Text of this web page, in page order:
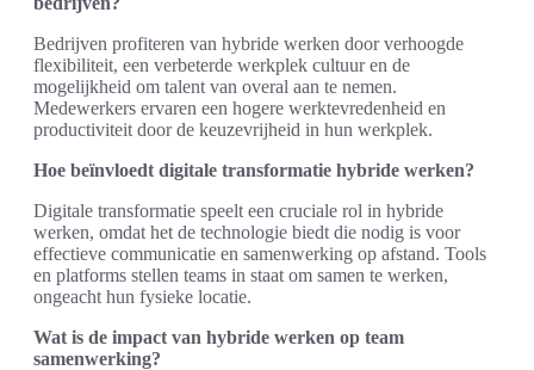
Bedrijven profiteren van hybride werken door verhoogde
flexibiliteit, een verbeterde werkplek cultuur en de
mogelijkheid om talent van overal aan te nemen.
Medewerkers ervaren een hogere werktevredenheid en
productiviteit door de keuzevrijheid in hun werkplek.
Hoe beïnvloedt digitale transformatie hybride werken?
Digitale transformatie speelt een cruciale rol in hybride
werken, omdat het de technologie biedt die nodig is voor
effectieve communicatie en samenwerking op afstand. Tools
en platforms stellen teams in staat om samen te werken,
ongeacht hun fysieke locatie.
Wat is de impact van hybride werken op team
samenwerking?